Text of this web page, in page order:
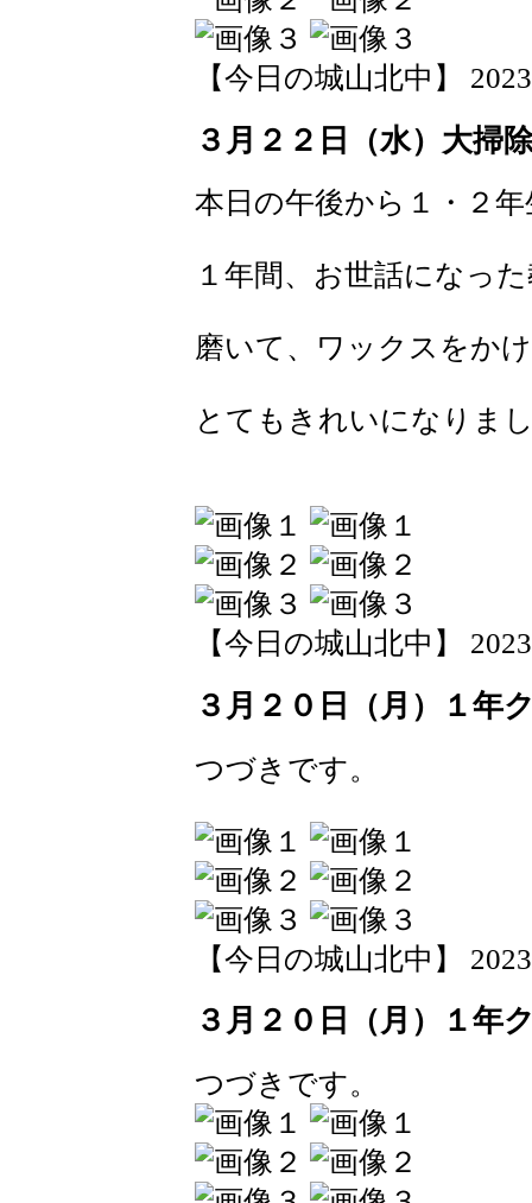
【今日の城山北中】
３月２２日（水）大掃
本日の午後から１・２
１年間、お世話になっ
磨いて、ワックスをか
とてもきれいになりま
【今日の城山北中】
３月２０日（月）１年
つづきです。
【今日の城山北中】
３月２０日（月）１年
つづきです。